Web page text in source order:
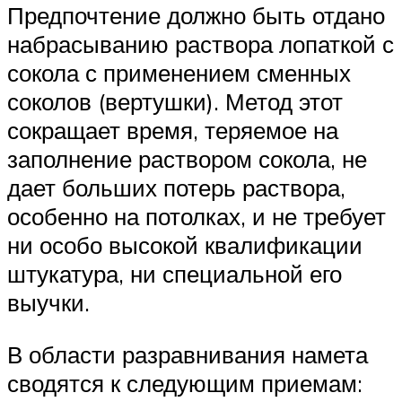
Предпочтение должно быть отдано
набрасыванию раствора лопаткой с
сокола с применением сменных
соколов (вертушки). Метод этот
сокращает время, теряемое на
заполнение раствором сокола, не
дает больших потерь раствора,
особенно на потолках, и не требует
ни особо высокой квалификации
штукатура, ни специальной его
выучки.
В области разравнивания намета
сводятся к следующим приемам: